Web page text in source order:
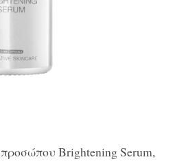
προσώπου Brightening Serum,